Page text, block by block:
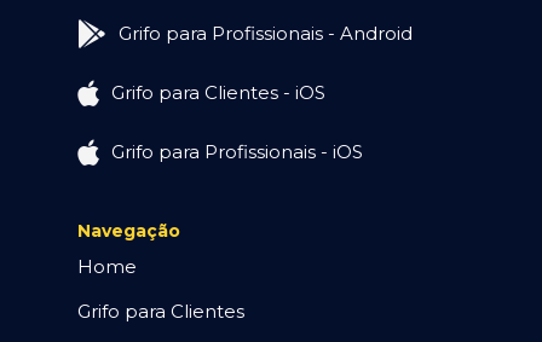
Grifo para Profissionais - Android
Grifo para Clientes - iOS
Grifo para Profissionais - iOS
Navegação
Home
Grifo para Clientes